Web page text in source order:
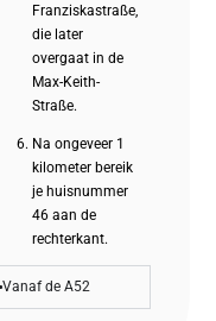
Franziskastraße,
die later
overgaat in de
Max-Keith-
Straße.
Na ongeveer 1
kilometer bereik
je huisnummer
46 aan de
rechterkant.
Vanaf de A52